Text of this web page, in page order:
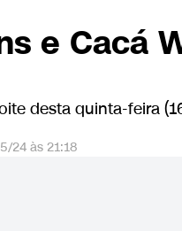
e Cacá
desta quinta-feira
24 às 21:18